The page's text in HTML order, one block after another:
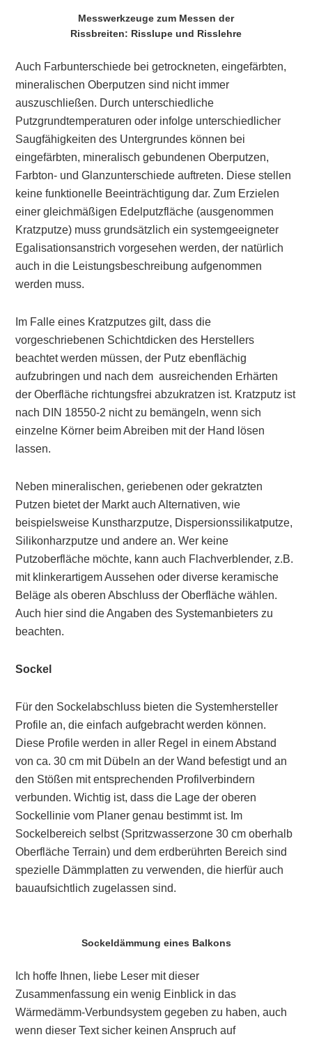
Messwerkzeuge zum Messen der
Rissbreiten: Risslupe und Risslehre
Auch Farbunterschiede bei getrockneten, eingefärbten,
mineralischen Oberputzen sind nicht immer
auszuschließen. Durch unterschiedliche
Putzgrundtemperaturen oder infolge unterschiedlicher
Saugfähigkeiten des Untergrundes können bei
eingefärbten, mineralisch gebundenen Oberputzen,
Farbton- und Glanzunterschiede auftreten. Diese stellen
keine funktionelle Beeinträchtigung dar. Zum Erzielen
einer gleichmäßigen Edelputzfläche (ausgenommen
Kratzputze) muss grundsätzlich ein systemgeeigneter
Egalisationsanstrich vorgesehen werden, der natürlich
auch in die Leistungsbeschreibung aufgenommen
werden muss.
Im Falle eines Kratzputzes gilt, dass die
vorgeschriebenen Schichtdicken des Herstellers
beachtet werden müssen, der Putz ebenflächig
aufzubringen und nach dem ausreichenden Erhärten
der Oberfläche richtungsfrei abzukratzen ist. Kratzputz ist
nach DIN 18550-2 nicht zu bemängeln, wenn sich
einzelne Körner beim Abreiben mit der Hand lösen
lassen.
Neben mineralischen, geriebenen oder gekratzten
Putzen bietet der Markt auch Alternativen, wie
beispielsweise Kunstharzputze, Dispersionssilikatputze,
Silikonharzputze und andere an. Wer keine
Putzoberfläche möchte, kann auch Flachverblender, z.B.
mit klinkerartigem Aussehen oder diverse keramische
Beläge als oberen Abschluss der Oberfläche wählen.
Auch hier sind die Angaben des Systemanbieters zu
beachten.
Sockel
Für den Sockelabschluss bieten die Systemhersteller
Profile an, die einfach aufgebracht werden können.
Diese Profile werden in aller Regel in einem Abstand
von ca. 30 cm mit Dübeln an der Wand befestigt und an
den Stößen mit entsprechenden Profilverbindern
verbunden. Wichtig ist, dass die Lage der oberen
Sockellinie vom Planer genau bestimmt ist. Im
Sockelbereich selbst (Spritzwasserzone 30 cm oberhalb
Oberfläche Terrain) und dem erdberührten Bereich sind
spezielle Dämmplatten zu verwenden, die hierfür auch
bauaufsichtlich zugelassen sind.
Sockeldämmung eines Balkons
Ich hoffe Ihnen, liebe Leser mit dieser
Zusammenfassung ein wenig Einblick in das
Wärmedämm-Verbundsystem gegeben zu haben, auch
wenn dieser Text sicher keinen Anspruch auf